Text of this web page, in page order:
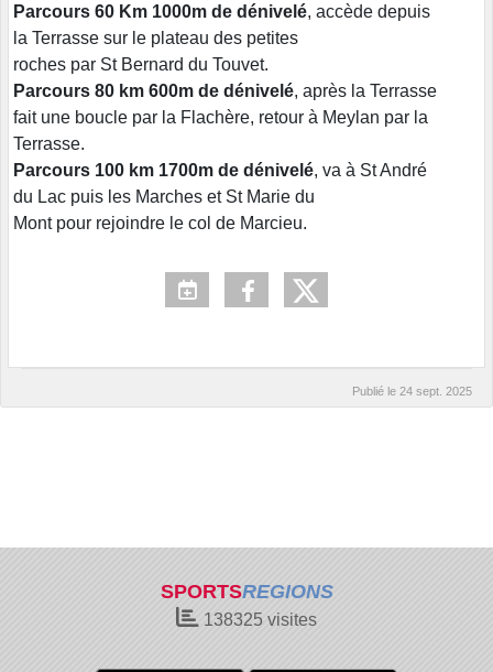
Parcours 60 Km 1000m de dénivelé, accède depuis
la Terrasse sur le plateau des petites
roches par St Bernard du Touvet.
Parcours 80 km 600m de dénivelé, après la Terrasse
fait une boucle par la Flachère, retour à Meylan par la
Terrasse.
Parcours 100 km 1700m de dénivelé, va à St André
du Lac puis les Marches et St Marie du
Mont pour rejoindre le col de Marcieu.
Publié le 24 sept. 2025
SPORTSREGIONS
138325 visites